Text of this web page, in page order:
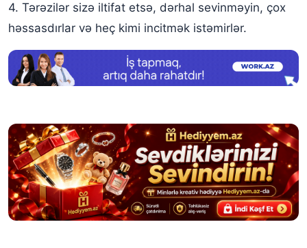
4. Tərəzilər sizə iltifat etsə, dərhal sevinməyin, çox
həssasdırlar və heç kimi incitmək istəmirlər.